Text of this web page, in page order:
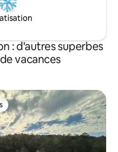
: d'autres superbes
vacances
plus appréciés